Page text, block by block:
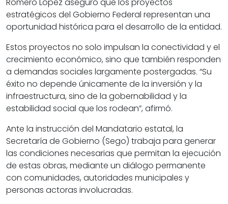
Romero López aseguró que los proyectos
estratégicos del Gobierno Federal representan una
oportunidad histórica para el desarrollo de la entidad.
Estos proyectos no solo impulsan la conectividad y el
crecimiento económico, sino que también responden
a demandas sociales largamente postergadas. “Su
éxito no depende únicamente de la inversión y la
infraestructura, sino de la gobernabilidad y la
estabilidad social que los rodean”, afirmó.
Ante la instrucción del Mandatario estatal, la
Secretaría de Gobierno (Sego) trabaja para generar
las condiciones necesarias que permitan la ejecución
de estas obras, mediante un diálogo permanente
con comunidades, autoridades municipales y
personas actoras involucradas.